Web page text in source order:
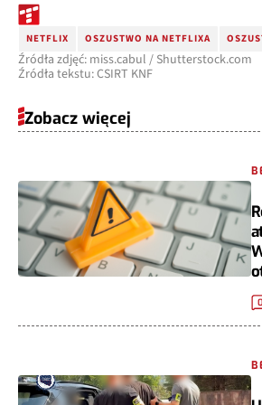
NETFLIX OSZUSTWO NA NETFLIXA
Źródła zdjęć: miss.cabul / Shutterstock.com
Źródła tekstu: CSIRT KNF
Zobacz więcej
0